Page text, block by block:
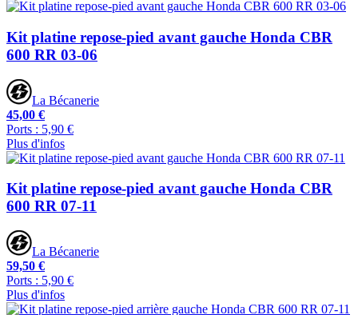
Kit platine repose-pied avant gauche Honda CBR
600 RR 03-06
La Bécanerie
45,00 €
Ports : 5,90 €
Plus d'infos
Kit platine repose-pied avant gauche Honda CBR
600 RR 07-11
La Bécanerie
59,50 €
Ports : 5,90 €
Plus d'infos